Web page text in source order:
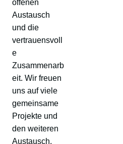
offenen
Austausch
und die
vertrauensvoll
e
Zusammenarb
eit. Wir freuen
uns auf viele
gemeinsame
Projekte und
den weiteren
Austausch.